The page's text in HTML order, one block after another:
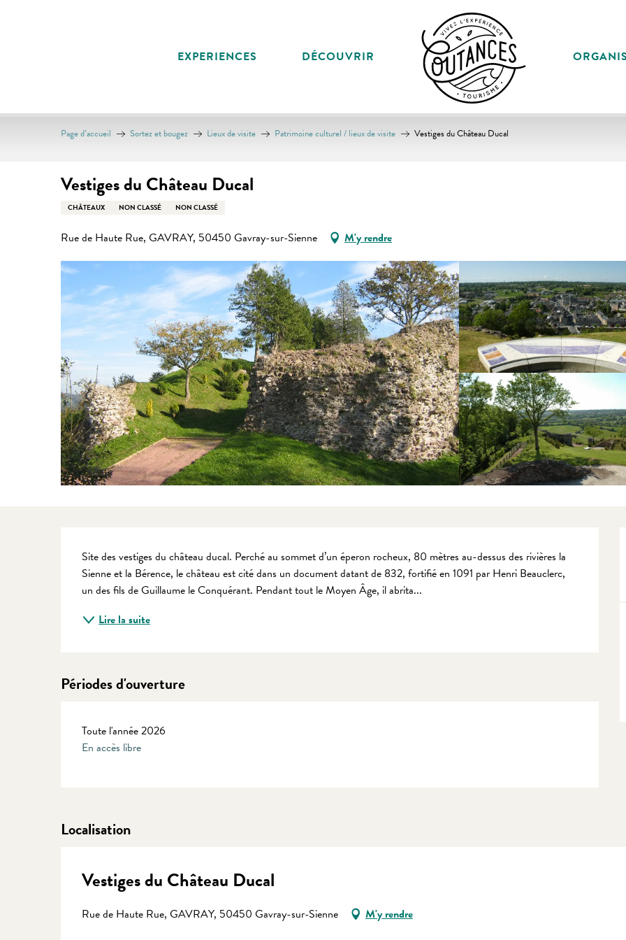
EXPERIENCES DÉCOUVRIR
Page d’accueil Sortez et bougez Lieux de visite Patrimoine culturel / lieux de visite Vestiges du Château Ducal
Vestiges du Château Ducal
CHÂTEAUX NON CLASSÉ NON CLASSÉ
Rue de Haute Rue, GAVRAY, 50450 Gavray-sur-Sienne M'y rendre
Description
Site des vestiges du château ducal. Perché au sommet d’un éperon rocheux, 80 mètres au-dessus des rivières la
Sienne et la Bérence, le château est cité dans un document datant de 832, fortifié en 1091 par Henri Beauclerc,
un des fils de Guillaume le Conquérant. Pendant tout le Moyen Âge, il abrita...
Lire la suite
Périodes d'ouverture
Toute l'année 2026
En accès libre
Localisation
Vestiges du Château Ducal
Rue de Haute Rue, GAVRAY, 50450 Gavray-sur-Sienne M'y rendre